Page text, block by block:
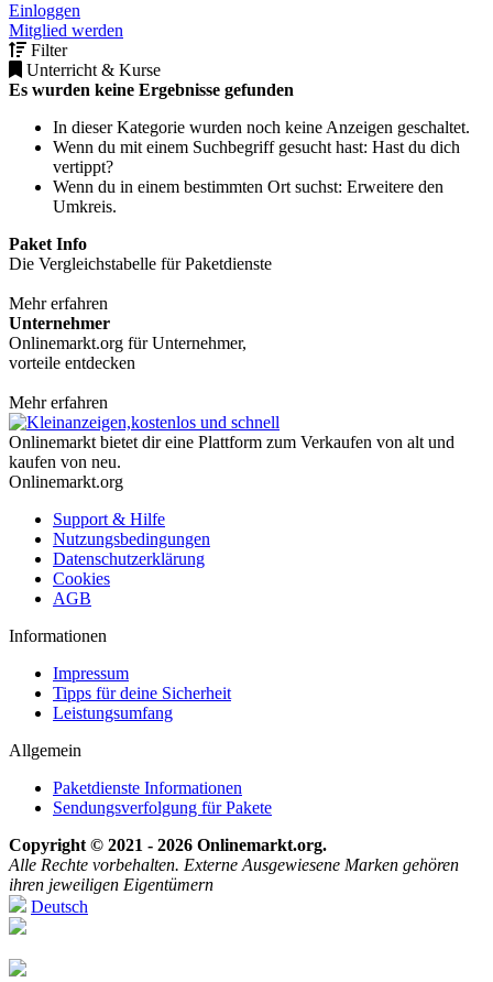
Einloggen
Mitglied werden
Filter
Unterricht & Kurse
Es wurden keine Ergebnisse gefunden
In dieser Kategorie wurden noch keine Anzeigen geschaltet.
Wenn du mit einem Suchbegriff gesucht hast: Hast du dich
vertippt?
Wenn du in einem bestimmten Ort suchst: Erweitere den
Umkreis.
Paket Info
Die Vergleichstabelle für Paketdienste
Mehr erfahren
Unternehmer
Onlinemarkt.org für Unternehmer,
vorteile entdecken
Mehr erfahren
Onlinemarkt bietet dir eine Plattform zum Verkaufen von alt und
kaufen von neu.
Onlinemarkt.org
Support & Hilfe
Nutzungsbedingungen
Datenschutzerklärung
Cookies
AGB
Informationen
Impressum
Tipps für deine Sicherheit
Leistungsumfang
Allgemein
Paketdienste Informationen
Sendungsverfolgung für Pakete
Copyright © 2021 - 2026 Onlinemarkt.org.
Alle Rechte vorbehalten. Externe Ausgewiesene Marken gehören
ihren jeweiligen Eigentümern
Deutsch